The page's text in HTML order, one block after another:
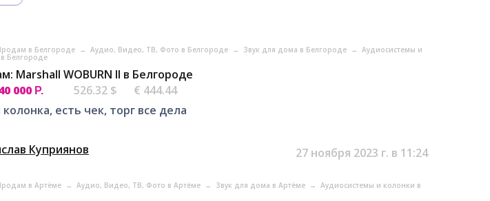
в Белгороде → Аудио, Видео, ТВ, Фото в Белгороде → Звук для дома в Белгороде → Аудиосистемы и
Белгороде
Marshall WOBURN II в Белгороде
000 Р. 526.32 $
€ 444.44
есть чек, торг все дела
Куприянов 27 ноября 2023 г. в 11:24
в Артёме → Аудио, Видео, ТВ, Фото в Артёме → Звук для дома в Артёме → Аудиосистемы и колонки в